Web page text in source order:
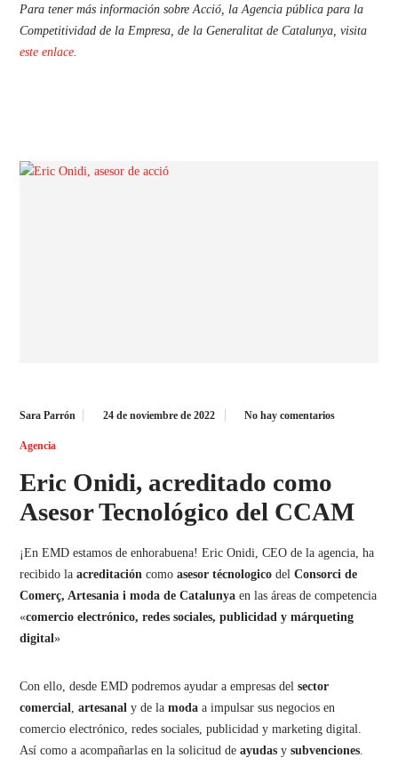
Para tener más información sobre Acció, la Agencia pública para la
Competitividad de la Empresa, de la Generalitat de Catalunya, visita
este enlace.
Sara Parrón 24 de noviembre de 2022 No hay comentarios
Agencia
Eric Onidi, acreditado como
Asesor Tecnológico del CCAM
¡En EMD estamos de enhorabuena! Eric Onidi, CEO de la agencia, ha
recibido laacreditación comoasesor técnologico delConsorci de
Comerç, Artesania i moda de Catalunya en las áreas de competencia
«comercio electrónico, redes sociales, publicidad y márqueting
digital»
Con ello, desde EMD podremos ayudar a empresas delsector
comercial,artesanal y de lamodaa impulsar sus negocios en
comercio electrónico, redes sociales, publicidad y marketing digital.
Así como a acompañarlas en la solicitud deayudas ysubvenciones.